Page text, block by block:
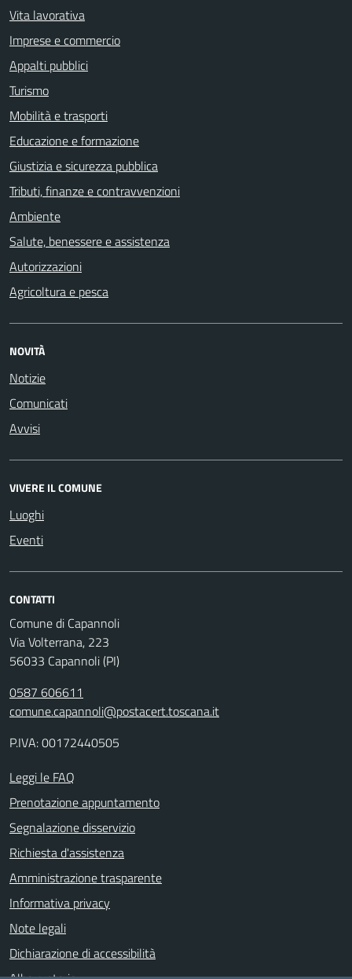
Vita lavorativa
Imprese e commercio
Appalti pubblici
Turismo
Mobilità e trasporti
Educazione e formazione
Giustizia e sicurezza pubblica
Tributi, finanze e contravvenzioni
Ambiente
Salute, benessere e assistenza
Autorizzazioni
Agricoltura e pesca
NOVITÀ
Notizie
Comunicati
Avvisi
VIVERE IL COMUNE
Luoghi
Eventi
CONTATTI
Comune di Capannoli
Via Volterrana, 223
56033 Capannoli (PI)
0587 606611
comune.capannoli@postacert.toscana.it
P.IVA: 00172440505
Leggi le FAQ
Prenotazione appuntamento
Segnalazione disservizio
Richiesta d'assistenza
Amministrazione trasparente
Informativa privacy
Note legali
Dichiarazione di accessibilità